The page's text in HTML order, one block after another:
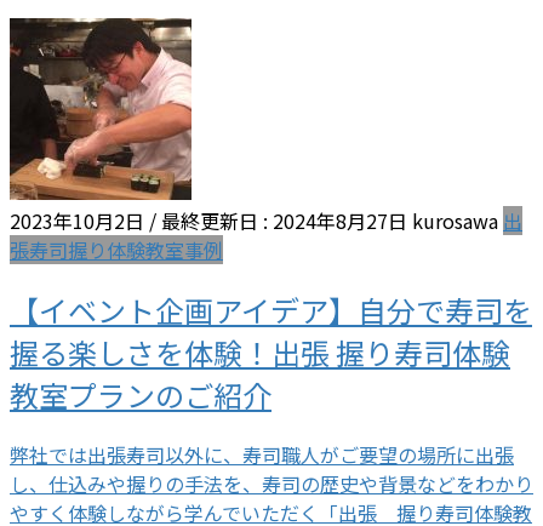
2023年10月2日 / 最終更新日 : 2024年8月27日 kurosawa 出
張寿司握り体験教室事例
【イベント企画アイデア】自分で寿司を
握る楽しさを体験！出張 握り寿司体験
教室プランのご紹介
弊社では出張寿司以外に、寿司職人がご要望の場所に出張
し、仕込みや握りの手法を、寿司の歴史や背景などをわかり
やすく体験しながら学んでいただく「出張 握り寿司体験教